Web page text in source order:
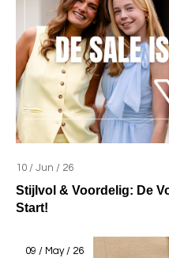
10 / Jun / 26
Stijlvol & Voordelig: De
Start!
09 / May / 26